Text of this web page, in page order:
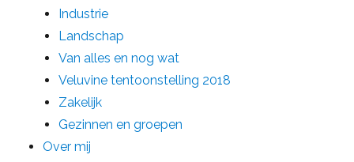
Industrie
Landschap
Van alles en nog wat
Veluvine tentoonstelling 2018
Zakelijk
Gezinnen en groepen
Over mij